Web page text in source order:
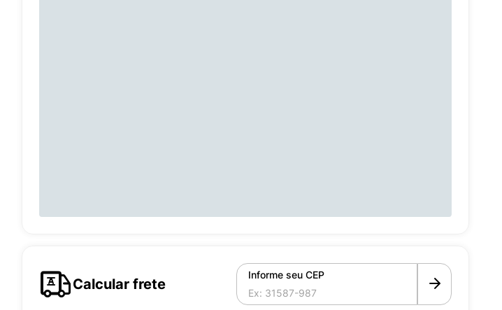
Calcular frete
Informe seu CEP